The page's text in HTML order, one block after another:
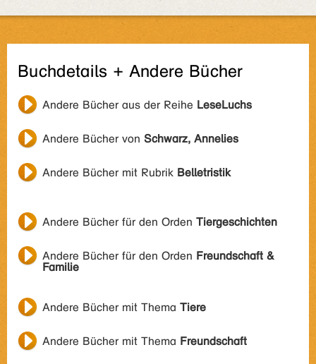
Buchdetails + Andere Bücher
Andere Bücher aus der Reihe LeseLuchs
Andere Bücher von Schwarz, Annelies
Andere Bücher mit Rubrik Belletristik
Andere Bücher für den Orden Tiergeschichten
Andere Bücher für den Orden Freundschaft &
Familie
Andere Bücher mit Thema Tiere
Andere Bücher mit Thema Freundschaft